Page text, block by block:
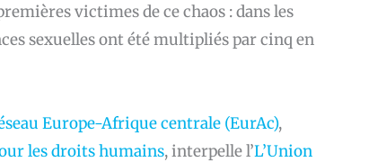
victimes de ce chaos : dans les
sexuelles ont été multipliés par cinq en
Europe-Afrique centrale (EurAc),
les droits humains, interpelle l’L’Union